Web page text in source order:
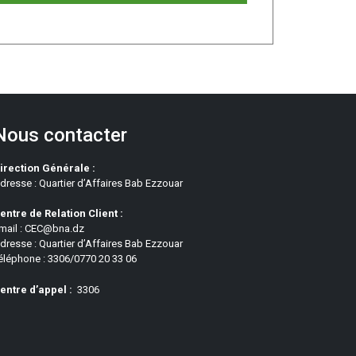
contacter
Générale :
: Quartier d’Affaires Bab Ezzouar
de Relation Client :
: CEC@bna.dz
: Quartier d’Affaires Bab Ezzouar
: 3306/0770 20 33 06
d’appel : 3306